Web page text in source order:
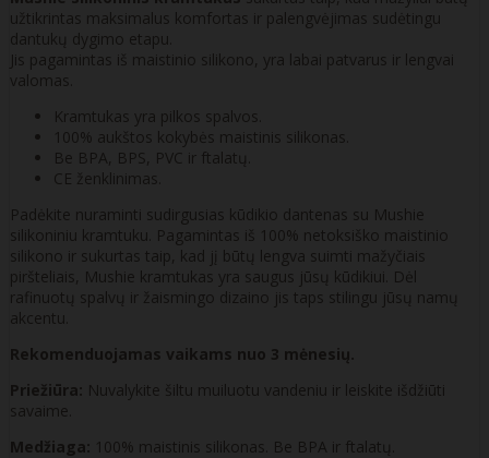
užtikrintas maksimalus komfortas ir palengvėjimas sudėtingu
dantukų dygimo etapu.
Jis pagamintas iš maistinio silikono, yra labai patvarus ir lengvai
valomas.
Kramtukas yra pilkos spalvos.
100% aukštos kokybės maistinis silikonas.
Be BPA, BPS, PVC ir ftalatų.
CE ženklinimas.
Padėkite nuraminti sudirgusias kūdikio dantenas su Mushie
silikoniniu kramtuku. Pagamintas iš 100% netoksiško maistinio
silikono ir sukurtas taip, kad jį būtų lengva suimti mažyčiais
piršteliais, Mushie kramtukas yra saugus jūsų kūdikiui. Dėl
rafinuotų spalvų ir žaismingo dizaino jis taps stilingu jūsų namų
akcentu.
Rekomenduojamas vaikams nuo 3 mėnesių.
Priežiūra: Nuvalykite šiltu muiluotu vandeniu ir leiskite išdžiūti
savaime.
Medžiaga: 100% maistinis silikonas. Be BPA ir ftalatų.